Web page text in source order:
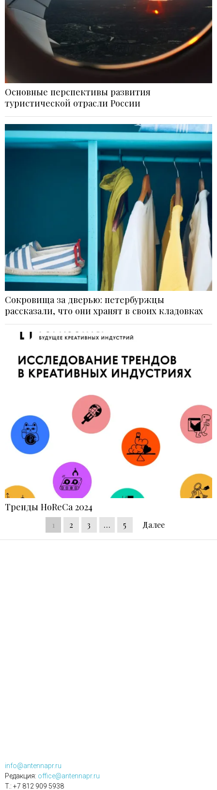
Основные перспективы развития
туристической отрасли России
Сокровища за дверью: петербуржцы
рассказали, что они хранят в своих кладовках
Тренды HoReCa 2024
1 2 3 … 5 Далее
info@antennapr.ru
Редакция: office@antennapr.ru
T.: +7 812 909 5938